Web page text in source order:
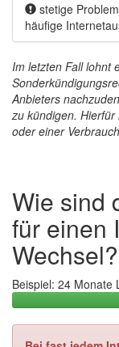
stetige
häufige
Im letzten Fall lohnt
Anbieters
zu kündigen.
oder einer
Wie sind
für einen
Wechsel?
Beispiel: 24 Monate